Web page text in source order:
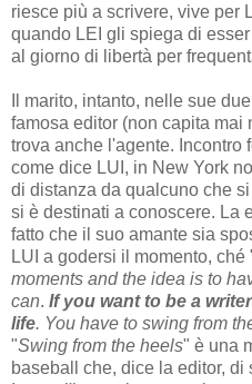
riesce più a scrivere, vive per
quando LEI gli spiega di
al giorno di libertà per
Il marito, intanto, nelle sue
famosa editor (non capita mai
trova anche l'agente. Incontro
come dice LUI, in New York
di distanza da qualcuno che
si è destinati a conoscere. La
fatto che il suo amante sia
LUI a godersi il momento, ché
moments and the idea is to
can. If you want to be a
life. You have to swing from
"Swing from the heels" è una
baseball che, dice la editor,